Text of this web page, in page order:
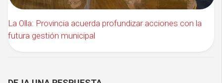
La Olla: Provincia acuerda profundizar acciones con la
futura gestión municipal